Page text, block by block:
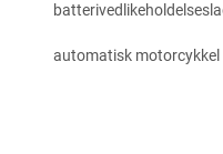
automatisk